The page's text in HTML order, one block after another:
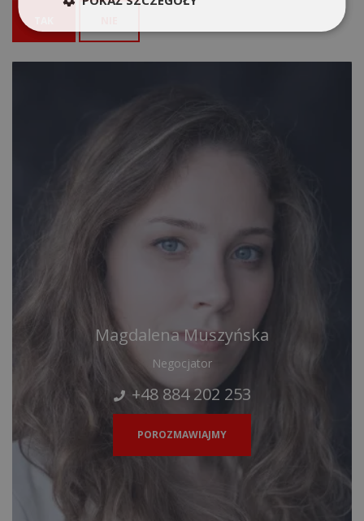
Magdalena Muszyńska
Negocjator
+48 884 202 253
POROZMAWIAJMY